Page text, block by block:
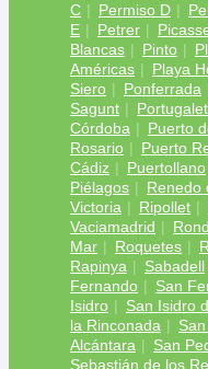
C
Permiso D
E
Petrer
Blancas
Pinto
Américas
Playa
Siero
Ponferrada
Sagunt
Córdoba
Puerto
Rosario
Puerto
Cádiz
Puertollano
Piélagos
Renedo
Victoria
Ripollet
Vaciamadrid
Mar
Roquetes
Rapinya
Sabadell
Fernando
San
Isidro
San Isidro
la Rinconada
Alcántara
San
Sebastián de los